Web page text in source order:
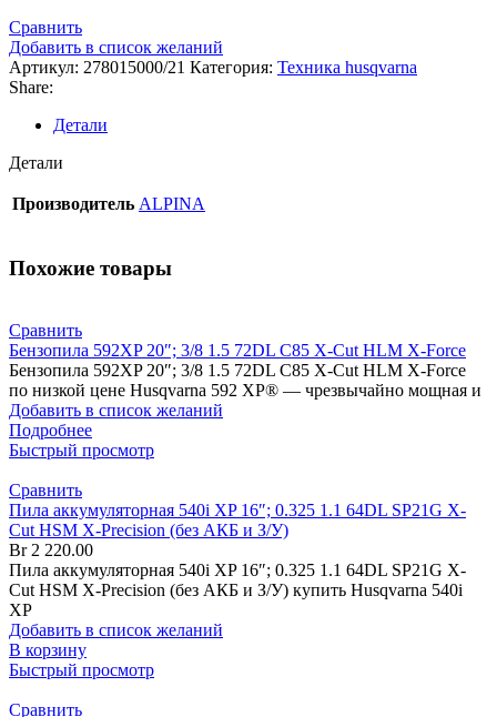
Сравнить
Добавить в список желаний
Артикул: 278015000/21 Категория: Техника husqvarna
Share:
Детали
Детали
Производитель ALPINA
Похожие товары
Сравнить
Бензопила 592XP 20″; 3/8 1.5 72DL C85 X-Cut HLM X-Force
Бензопила 592XP 20″; 3/8 1.5 72DL C85 X-Cut HLM X-Force
по низкой цене Husqvarna 592 XP® — чрезвычайно мощная и
Добавить в список желаний
Подробнее
Быстрый просмотр
Сравнить
Пила аккумуляторная 540i XP 16″; 0.325 1.1 64DL SP21G X-
Cut HSM X-Precision (без АКБ и З/У)
Br2 220.00
Пила аккумуляторная 540i XP 16″; 0.325 1.1 64DL SP21G X-
Cut HSM X-Precision (без АКБ и З/У) купить Husqvarna 540i
XP
Добавить в список желаний
В корзину
Быстрый просмотр
Сравнить